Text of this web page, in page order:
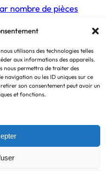
utilisons des technologies telles
aux informations des appareils.
nous permettra de traiter des
navigation ou les ID uniques sur ce
son consentement peut avoir un
et fonctions.
nombre de pièces
The Puzzle Fit 2026
affiliés Amazon.
peut être
pour vous.